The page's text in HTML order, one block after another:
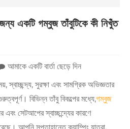
একটি গম্বুজ তাঁবুটিকে কী নিখুঁত
আমাকে একটি বার্তা ছেড়ে দিন
স্বাচ্ছন্দ্য, সুরক্ষা এবং সামগ্রিক অভিজ্ঞতার
বিভিন্ন তাঁবু বিকল্পের মধ্যে,গম্বুজ
এবং সেটআপের স্বাচ্ছন্দ্যের কারণে